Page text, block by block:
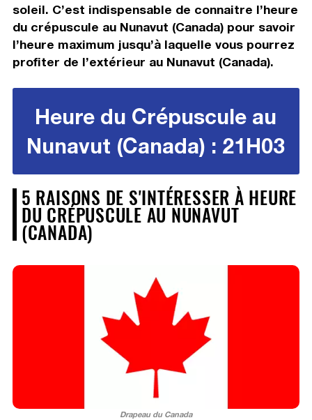
soleil. C’est indispensable de connaitre l’heure
du crépuscule au Nunavut (Canada) pour savoir
l’heure maximum jusqu’à laquelle vous pourrez
profiter de l’extérieur au Nunavut (Canada).
Heure du Crépuscule au
Nunavut (Canada) : 21H03
5 RAISONS DE S'INTÉRESSER À HEURE
DU CRÉPUSCULE AU NUNAVUT
(CANADA)
Drapeau du Canada